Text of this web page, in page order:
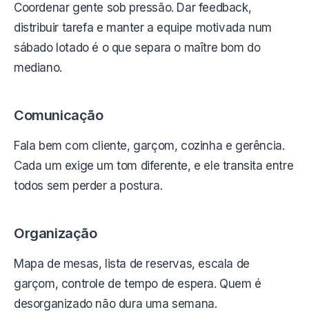
Coordenar gente sob pressão. Dar feedback,
distribuir tarefa e manter a equipe motivada num
sábado lotado é o que separa o maître bom do
mediano.
Comunicação
Fala bem com cliente, garçom, cozinha e gerência.
Cada um exige um tom diferente, e ele transita entre
todos sem perder a postura.
Organização
Mapa de mesas, lista de reservas, escala de
garçom, controle de tempo de espera. Quem é
desorganizado não dura uma semana.